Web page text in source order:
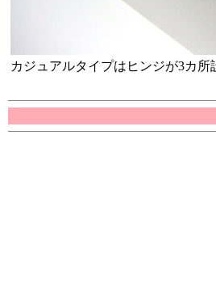
カジュアルタイプはヒンジが3カ